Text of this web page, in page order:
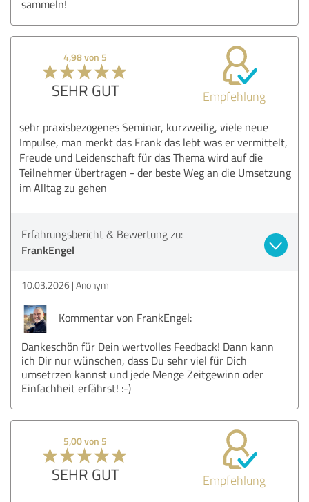
sammeln!
4,98 von 5
SEHR GUT Empfehlung
sehr praxisbezogenes Seminar, kurzweilig, viele neue
Impulse, man merkt das Frank das lebt was er vermittelt,
Freude und Leidenschaft für das Thema wird auf die
Teilnehmer übertragen - der beste Weg an die Umsetzung
im Alltag zu gehen
Erfahrungsbericht & Bewertung zu:
FrankEngel
10.03.2026 Anonym
Kommentar von FrankEngel:
Dankeschön für Dein wertvolles Feedback! Dann kann
ich Dir nur wünschen, dass Du sehr viel für Dich
umsetrzen kannst und jede Menge Zeitgewinn oder
Einfachheit erfährst! :-)
5,00 von 5
SEHR GUT Empfehlung